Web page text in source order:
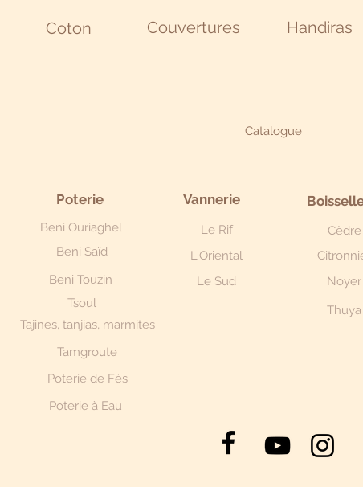
Handiras
Coton Couvertures
Catalogue
Poterie
Beni Ouriaghel
Beni Saïd
Beni Touzin
Vannerie
Le Rif
L'Oriental
Le Sud
Tsoul
Tajines, tanjias, marmites
Cèdre
Noyer
Thuya
Tamgroute
Poterie de Fès
Poterie à Eau